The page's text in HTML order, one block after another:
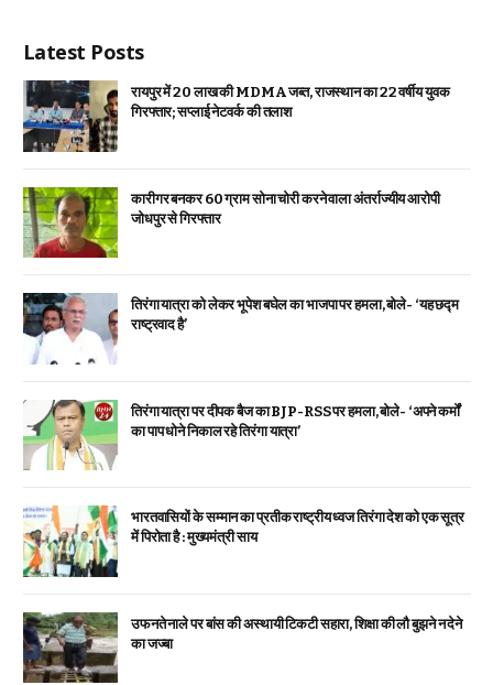
Latest Posts
रायपुर में 20 लाख की MDMA जब्त, राजस्थान का 22 वर्षीय युवक
गिरफ्तार; सप्लाई नेटवर्क की तलाश
कारीगर बनकर 60 ग्राम सोना चोरी करने वाला अंतर्राज्यीय आरोपी
जोधपुर से गिरफ्तार
तिरंगा यात्रा को लेकर भूपेश बघेल का भाजपा पर हमला, बोले- ‘यह छद्म
राष्ट्रवाद है’
तिरंगा यात्रा पर दीपक बैज का BJP-RSS पर हमला, बोले- ‘अपने कर्मों
का पाप धोने निकाल रहे तिरंगा यात्रा’
भारतवासियों के सम्मान का प्रतीक राष्ट्रीय ध्वज तिरंगा देश को एक सूत्र
में पिरोता है : मुख्यमंत्री साय
उफनते नाले पर बांस की अस्थायी टिकटी सहारा, शिक्षा की लौ बुझने न देने
का जज्बा